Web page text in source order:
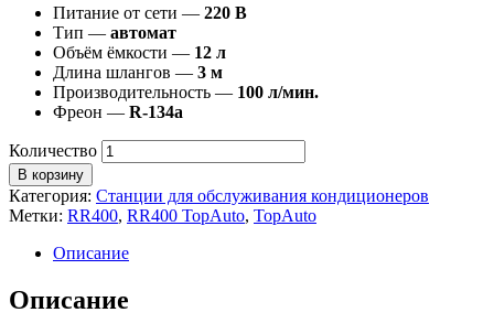
Питание от сети — 220 В
Тип — автомат
Объём ёмкости — 12 л
Длина шлангов — 3 м
Производительность — 100 л/мин.
Фреон — R-134a
Количество
В корзину
Категория: Станции для обслуживания кондиционеров
Метки: RR400, RR400 TopAuto, TopAuto
Описание
Описание